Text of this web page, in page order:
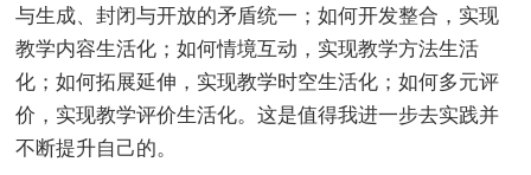
与生成、封闭与开放的矛盾统一；如何开发整合，实现
教学内容生活化；如何情境互动，实现教学方法生活
化；如何拓展延伸，实现教学时空生活化；如何多元评
价，实现教学评价生活化。这是值得我进一步去实践并
不断提升自己的。